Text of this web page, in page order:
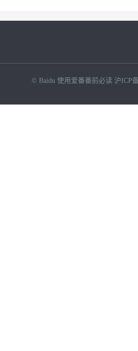
© Baidu 使用爱番番前必读 沪ICP